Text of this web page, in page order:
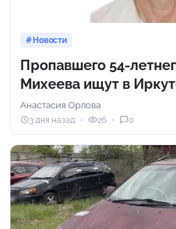
Новости
Пропавшего 54-
Михеева ищут в
Анастасия Орлова
3 дня назад 26 0